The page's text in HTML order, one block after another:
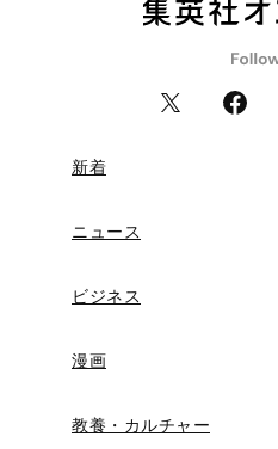
新着
ニュース
ビジネス
漫画
教養・カルチャー